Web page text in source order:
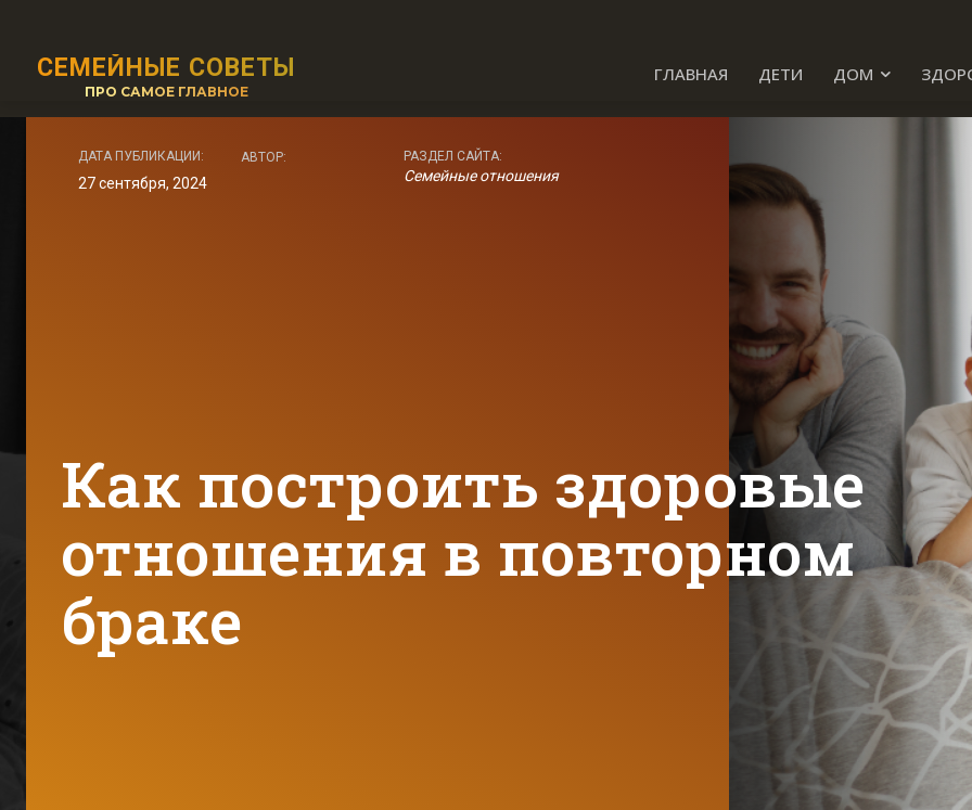
СЕМЕЙНЫЕ СОВЕТЫ
ПРО САМОЕ ГЛАВНОЕ
ГЛАВНАЯ ДЕТИ ДОМ
Как построить здоровые
отношения в повторном
браке
ДАТА ПУБЛИКАЦИИ:
27 сентября, 2024
АВТОР: РАЗДЕЛ САЙТА:
Семейные отношения